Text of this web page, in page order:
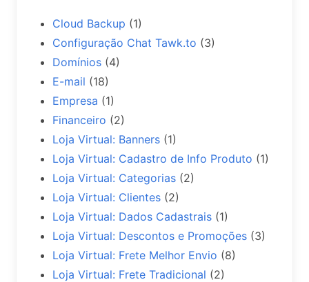
Cloud Backup (1)
Configuração Chat Tawk.to (3)
Domínios (4)
E-mail (18)
Empresa (1)
Financeiro (2)
Loja Virtual: Banners (1)
Loja Virtual: Cadastro de Info Produto (1)
Loja Virtual: Categorias (2)
Loja Virtual: Clientes (2)
Loja Virtual: Dados Cadastrais (1)
Loja Virtual: Descontos e Promoções (3)
Loja Virtual: Frete Melhor Envio (8)
Loja Virtual: Frete Tradicional (2)